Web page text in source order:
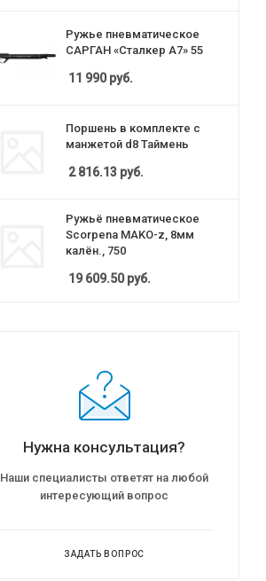
Ружье пневматическое
САРГАН «Сталкер А7» 55
11 990руб.
Поршень в комплекте с
манжетой d8 Таймень
2 816.13 руб.
Ружьё пневматическое
Scorpena MAKO-z, 8мм
калён., 750
19 609.50руб.
Нужна консультация?
Наши специалисты ответят на любой
интересующий вопрос
ЗАДАТЬ ВОПРОС